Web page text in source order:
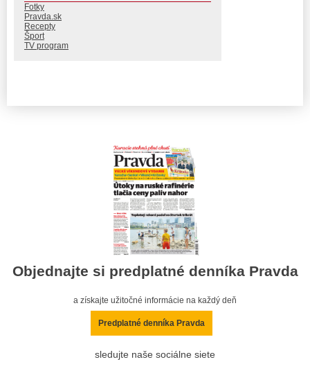
Fotky
Pravda.sk
Recepty
Šport
TV program
Objednajte si predplatné denníka Pravda
a získajte užitočné informácie na každý deň
Predplatné denníka Pravda
sledujte naše sociálne siete